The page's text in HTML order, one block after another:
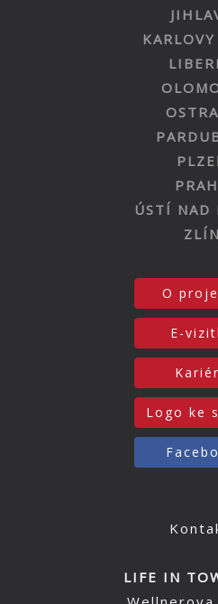
ÚSTÍ NAD
ZLÍN
O
E-
Logo ke
LIFE IN